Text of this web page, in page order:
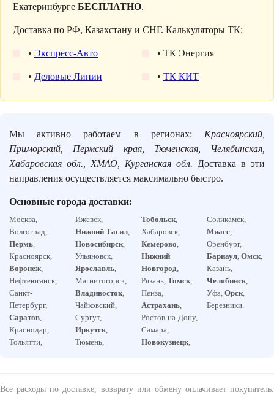
Екатеринбурге БЕСПЛАТНО.
Доставка по РФ, Казахстану и СНГ. Калькуляторы ТК:
• Экспресс-Авто
• Деловые Линии
• ТК Энергия
• ТК КИТ
Мы активно работаем в регионах: Красноярский,
Приморский, Пермский края, Тюменская, Челябинская,
Хабаровская обл., ХМАО, Курганская обл. Доставка в эти
направления осуществляется максимально быстро.
Основные города доставки:
Москва,
Волгоград,
Пермь,
Красноярск,
Воронеж,
Нефтеюганск,
Санкт-
Петербург,
Саратов,
Краснодар,
Тольятти,
Ижевск,
Нижний Тагил,
Новосибирск,
Ульяновск,
Ярославль,
Магнитогорск,
Владивосток,
Чайковский,
Сургут,
Иркутск,
Тюмень,
Тобольск,
Хабаровск,
Кемерово,
Нижний
Новгород,
Рязань, Томск,
Пенза,
Астрахань,
Ростов-на-Дону,
Самара,
Новокузнецк,
Соликамск,
Миасс,
Оренбург,
Барнаул,Омск,
Казань,
Челябинск,
Уфа,Орск,
Березники.
Все расходы по доставке, возврату или обмену оплачивает покупатель.